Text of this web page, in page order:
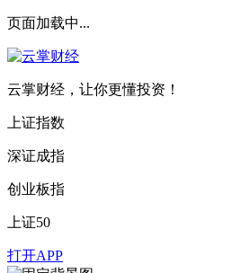
页面加载中...
云掌财经，让你更懂投资！
上证指数
深证成指
创业板指
上证50
打开APP